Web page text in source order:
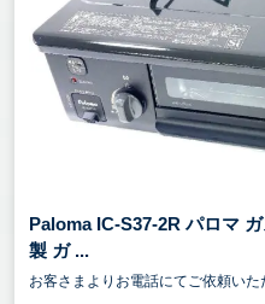
Paloma IC-S37-2R パロマ
製 ガ ...
お客さまよりお電話にてご依頼い